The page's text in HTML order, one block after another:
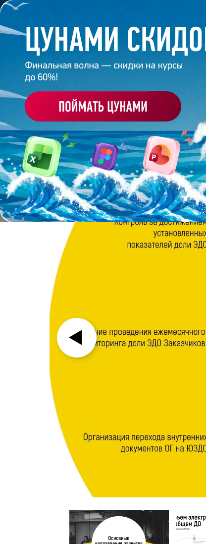
Главная Презентация 527 –
ПРЕЗЕНТАЦИЯ 527
Работа
студента